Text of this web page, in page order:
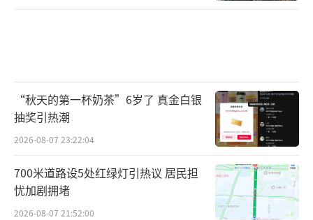
“秋天的第一杯奶茶”6岁了 真金白银
抽奖引热潮
2026-08-07 23:22:04
700米道路设5处红绿灯引热议 居民担
忧加剧拥堵
2026-08-07 21:52:00